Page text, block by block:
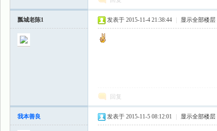
瓢城老陈1 发表于 2015-11-4 21:38:44 显示全部楼层
回复
我本善良 发表于 2015-11-5 08:12:01 显示全部楼层